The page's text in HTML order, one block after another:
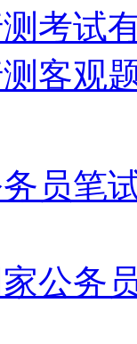
考试
客观
员笔
家公务